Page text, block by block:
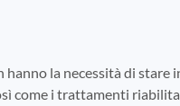
la necessità di stare
come i trattamenti